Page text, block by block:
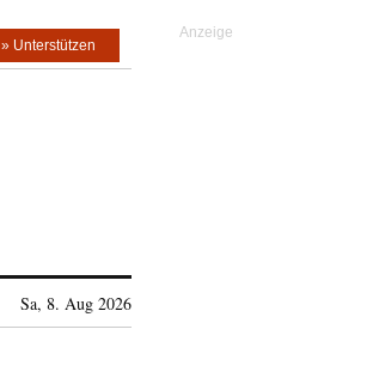
» Unterstützen
Sa, 8. Aug 2026